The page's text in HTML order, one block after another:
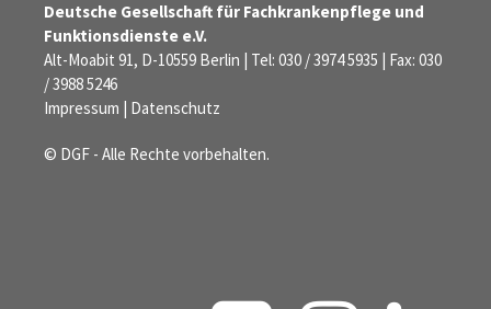
Deutsche Gesellschaft für Fachkrankenpflege und
Funktionsdienste e.V.
Alt-Moabit 91, D-10559 Berlin | Tel: 030 / 3974 5935 | Fax: 030
/ 3988 5246
Impressum | Datenschutz
© DGF - Alle Rechte vorbehalten.